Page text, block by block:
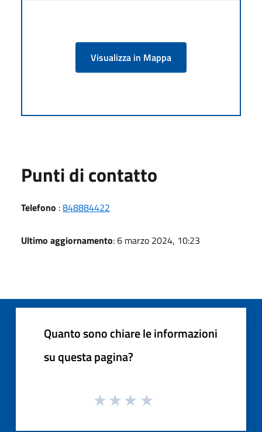
Visualizza in Mappa
Punti di contatto
Telefono :848884422
Ultimo aggiornamento: 6 marzo 2024, 10:23
Quanto sono chiare le informazioni
su questa pagina?